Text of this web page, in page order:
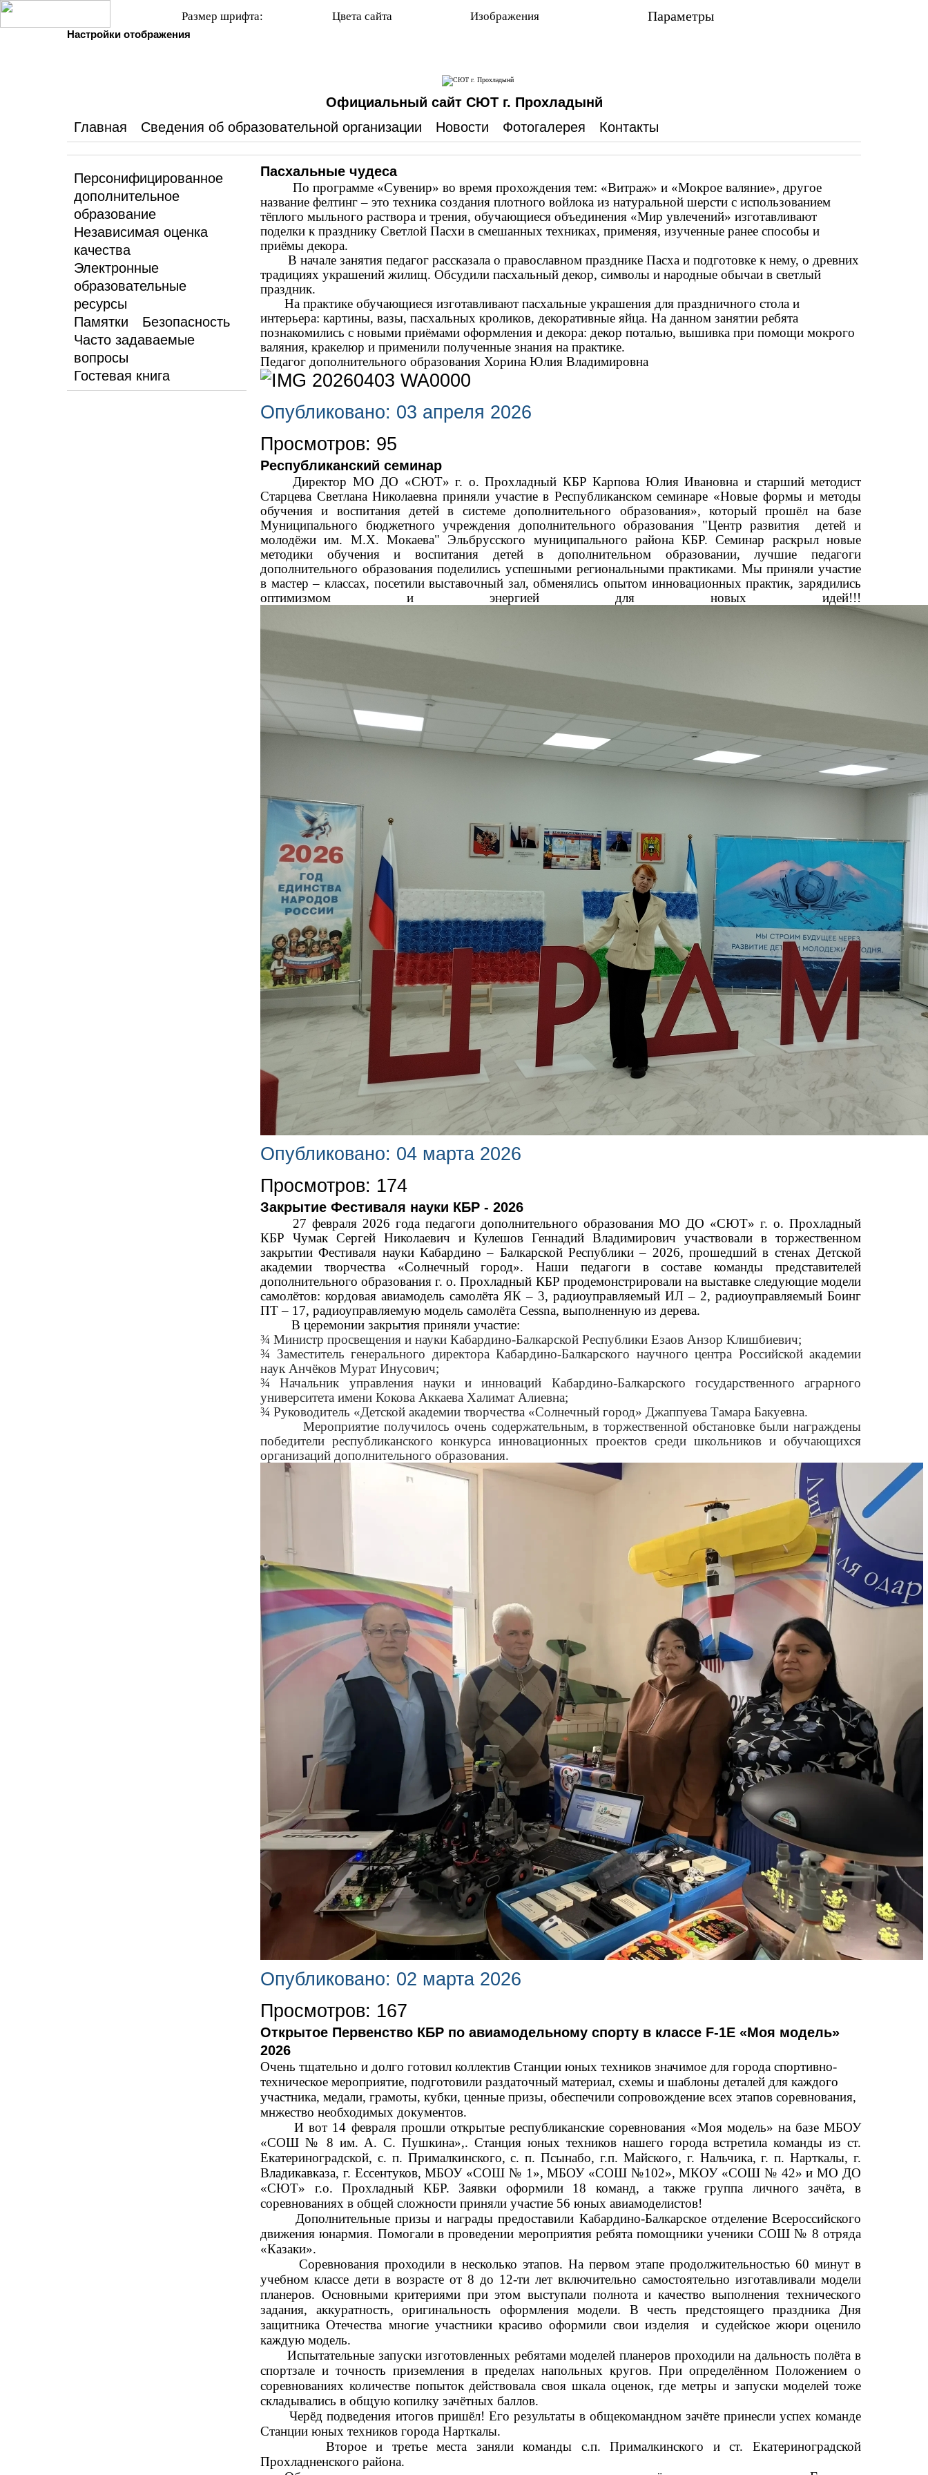
Настройки отображения
Размер шрифта: Цвета сайта Изображения Параметры
Официальный сайт СЮТ г. Прохладынй
Главная
Сведения об образовательной организации Новости Фотогалерея Контакты
Персонифицированное
дополнительное
образование
Независимая оценка
качества
Электронные
образовательные
ресурсы
Памятки
Безопасность
Часто задаваемые
вопросы
Гостевая книга
Пасхальные чудеса
По программе «Сувенир» во время прохождения тем: «Витраж» и «Мокрое валяние», другое
название фелтинг – это техника создания плотного войлока из натуральной шерсти с использованием
тёплого мыльного раствора и трения, обучающиеся объединения «Мир увлечений» изготавливают
поделки к празднику Светлой Пасхи в смешанных техниках, применяя, изученные ранее способы и
приёмы декора.
В начале занятия педагог рассказала о православном празднике Пасха и подготовке к нему, о древних
традициях украшений жилищ. Обсудили пасхальный декор, символы и народные обычаи в светлый
праздник.
На практике обучающиеся изготавливают пасхальные украшения для праздничного стола и
интерьера: картины, вазы, пасхальных кроликов, декоративные яйца. На данном занятии ребята
познакомились с новыми приёмами оформления и декора: декор поталью, вышивка при помощи мокрого
валяния, кракелюр и применили полученные знания на практике.
Педагог дополнительного образования Хорина Юлия Владимировна
Опубликовано: 03 апреля 2026
Просмотров: 95
Республиканский семинар
Директор МО ДО «СЮТ» г. о. Прохладный КБР Карпова Юлия Ивановна и старший методист
Старцева Светлана Николаевна приняли участие в Республиканском семинаре «Новые формы и методы
обучения и воспитания детей в системе дополнительного образования», который прошёл на базе
Муниципального бюджетного учреждения дополнительного образования "Центр развития детей и
молодёжи им. М.Х. Мокаева" Эльбрусского муниципального района КБР. Семинар раскрыл новые
методики обучения и воспитания детей в дополнительном образовании, лучшие педагоги
дополнительного образования поделились успешными региональными практиками. Мы приняли участие
в мастер – классах, посетили выставочный зал, обменялись опытом инновационных практик, зарядились
оптимизмом и энергией для новых идей!!!
Опубликовано: 04 марта 2026
Просмотров: 174
Закрытие Фестиваля науки КБР - 2026
27 февраля 2026 года педагоги дополнительного образования МО ДО «СЮТ» г. о. Прохладный
КБР Чумак Сергей Николаевич и Кулешов Геннадий Владимирович участвовали в торжественном
закрытии Фестиваля науки Кабардино – Балкарской Республики – 2026, прошедший в стенах Детской
академии творчества «Солнечный город». Наши педагоги в составе команды представителей
дополнительного образования г. о. Прохладный КБР продемонстрировали на выставке следующие модели
самолётов: кордовая авиамодель самолёта ЯК – 3, радиоуправляемый ИЛ – 2, радиоуправляемый Боинг
ПТ – 17, радиоуправляемую модель самолёта Cessna, выполненную из дерева.
В церемонии закрытия приняли участие:
¾ Министр просвещения и науки Кабардино-Балкарской Республики Езаов Анзор Клишбиевич;
¾ Заместитель генерального директора Кабардино-Балкарского научного центра Российской академии
наук Анчёков Мурат Инусович;
¾ Начальник управления науки и инноваций Кабардино-Балкарского государственного аграрного
университета имени Кокова Аккаева Халимат Алиевна;
¾ Руководитель «Детской академии творчества «Солнечный город» Джаппуева Тамара Бакуевна.
Мероприятие получилось очень содержательным, в торжественной обстановке были награждены
победители республиканского конкурса инновационных проектов среди школьников и обучающихся
организаций дополнительного образования.
Опубликовано: 02 марта 2026
Просмотров: 167
Открытое Первенство КБР по авиамодельному спорту в классе F-1E «Моя модель»
2026
Очень тщательно и долго готовил коллектив Станции юных техников значимое для города спортивно-
техническое мероприятие, подготовили раздаточный материал, схемы и шаблоны деталей для каждого
участника, медали, грамоты, кубки, ценные призы, обеспечили сопровождение всех этапов соревнования,
мнжество необходимых документов.
И вот 14 февраля прошли открытые республиканские соревнования «Моя модель» на базе МБОУ
«СОШ № 8 им. А. С. Пушкина»,. Станция юных техников нашего города встретила команды из ст.
Екатериноградской, c. п. Прималкинского, с. п. Псынабо, г.п. Майского, г. Нальчика, г. п. Нарткалы, г.
Владикавказа, г. Ессентуков, МБОУ «СОШ № 1», МБОУ «СОШ №102», МКОУ «СОШ № 42» и МО ДО
«СЮТ» г.о. Прохладный КБР. Заявки оформили 18 команд, а также группа личного зачёта, в
соревнованиях в общей сложности приняли участие 56 юных авиамоделистов!
Дополнительные призы и награды предоставили Кабардино-Балкарское отделение Всероссийского
движения юнармия. Помогали в проведении мероприятия ребята помощники ученики СОШ № 8 отряда
«Казаки».
Соревнования проходили в несколько этапов. На первом этапе продолжительностью 60 минут в
учебном классе дети в возрасте от 8 до 12-ти лет включительно самостоятельно изготавливали модели
планеров. Основными критериями при этом выступали полнота и качество выполнения технического
задания, аккуратность, оригинальность оформления модели. В честь предстоящего праздника Дня
защитника Отечества многие участники красиво оформили свои изделия и судейское жюри оценило
каждую модель.
Испытательные запуски изготовленных ребятами моделей планеров проходили на дальность полёта в
спортзале и точность приземления в пределах напольных кругов. При определённом Положением о
соревнованиях количестве попыток действовала своя шкала оценок, где метры и запуски моделей тоже
складывались в общую копилку зачётных баллов.
Черёд подведения итогов пришёл! Его результаты в общекомандном зачёте принесли успех команде
Станции юных техников города Нарткалы.
Второе и третье места заняли команды с.п. Прималкинского и ст. Екатериноградской
Прохладненского района.